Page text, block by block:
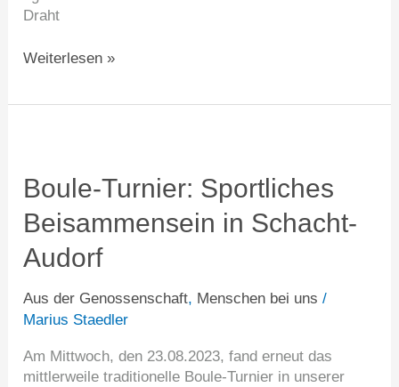
Draht
Weiterlesen »
Boule-Turnier: Sportliches
Beisammensein in Schacht-
Audorf
Aus der Genossenschaft, Menschen bei uns /
Marius Staedler
Am Mittwoch, den 23.08.2023, fand erneut das
mittlerweile traditionelle Boule-Turnier in unserer
Sportliches
Beisammensein
in
Audorf